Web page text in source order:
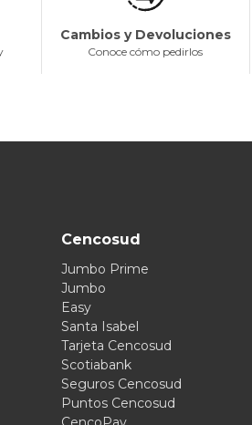
Cambios y Devoluciones
Conoce cómo pedirlos
Cencosud
Jumbo Prime
Jumbo
Easy
Santa Isabel
Tarjeta Cencosud
Scotiabank
Seguros Cencosud
Puntos Cencosud